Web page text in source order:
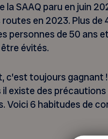
la SAAQ paru en juin
en 2023. Plus de
personnes de 50 ans
évités.
c’est toujours gagnant
existe des
Voici 6 habitudes de